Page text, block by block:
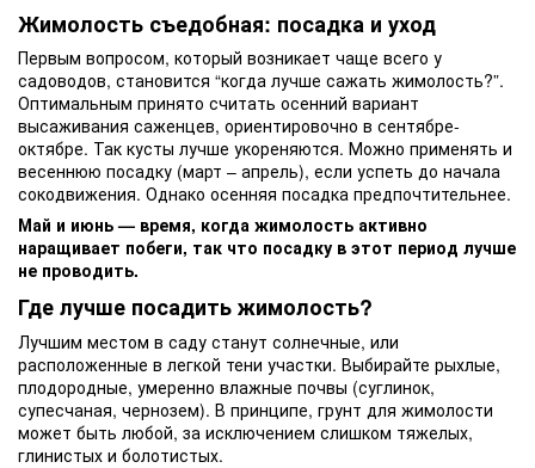
Жимолость съедобная: посадка и уход
Первым вопросом, который возникает чаще всего у
садоводов, становится “когда лучше сажать жимолость?”.
Оптимальным принято считать осенний вариант
высаживания саженцев, ориентировочно в сентябре-
октябре. Так кусты лучше укореняются. Можно применять и
весеннюю посадку (март – апрель), если успеть до начала
сокодвижения. Однако осенняя посадка предпочтительнее.
Май и июнь — время, когда жимолость активно
наращивает побеги, так что посадку в этот период лучше
не проводить.
Где лучше посадить жимолость?
Лучшим местом в саду станут солнечные, или
расположенные в легкой тени участки. Выбирайте рыхлые,
плодородные, умеренно влажные почвы (суглинок,
супесчаная, чернозем). В принципе, грунт для жимолости
может быть любой, за исключением слишком тяжелых,
глинистых и болотистых.